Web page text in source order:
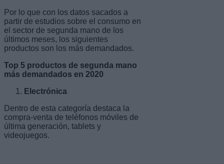
Por lo que con los datos sacados a
partir de estudios sobre el consumo en
el sector de segunda mano de los
últimos meses, los siguientes
productos son los más demandados.
Top 5 productos de segunda mano
más demandados en 2020
Electrónica
Dentro de esta categoría destaca la
compra-venta de teléfonos móviles de
última generación, tablets y
videojuegos.